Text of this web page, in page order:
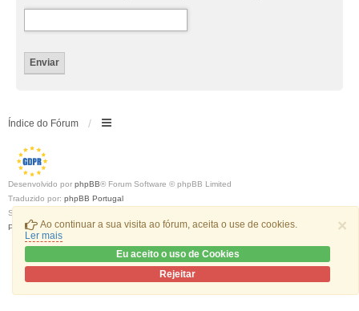
×
Ao continuar a sua visita ao fórum, aceita o use de cookies.
Ler mais
Eu aceito o uso de Cookies
Rejeitar
Índice do Fórum
Desenvolvido por phpBB® Forum Software © phpBB Limited
Traduzido por: phpBB Portugal
Style
Privacidade|Termos